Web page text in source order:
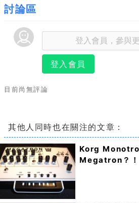
討論區
登入會員
目前尚無評論
其他人同時也在關注的文章：
Korg
Megatron？！